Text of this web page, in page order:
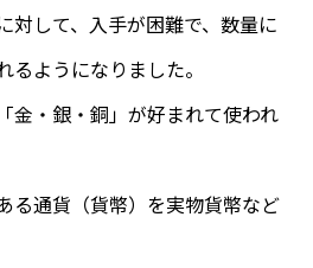
対して、入手が困難で、数量に
るようになりました。
金・銀・銅」が好まれて使われ
る通貨（貨幣）を実物貨幣など